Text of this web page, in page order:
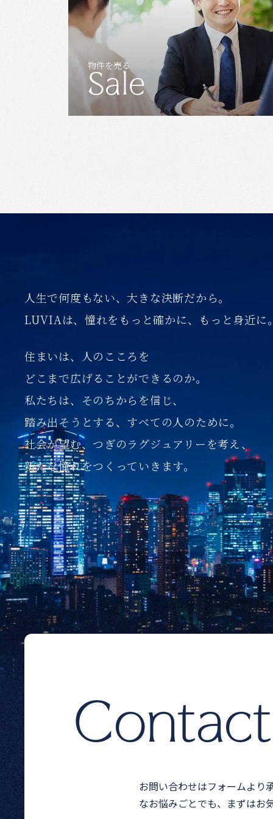
物件を売る
Sale
人生で何度もない、大きな決断だから。
LUVIAは、憧れをもっと確かに、もっと身近に
住まいは、人のこころを
どこまで広げることができるのか。
私たちは、そのちからを信じ、
踏み出そうとする、すべての人のために。
社会が望む、つぎのラグジュアリーを考え、
新たな憧れをつくっていきます。
Contact
お問い合わせはフォームより
なお悩みごとでも、まずはお